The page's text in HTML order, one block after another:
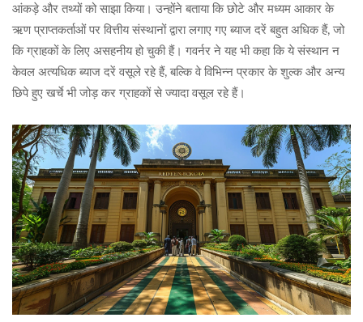
आंकड़े और तथ्यों को साझा किया। उन्होंने बताया कि छोटे और मध्यम आकार के
ऋण प्राप्तकर्ताओं पर वित्तीय संस्थानों द्वारा लगाए गए ब्याज दरें बहुत अधिक हैं, जो
कि ग्राहकों के लिए असहनीय हो चुकी हैं। गवर्नर ने यह भी कहा कि ये संस्थान न
केवल अत्यधिक ब्याज दरें वसूले रहे हैं, बल्कि वे विभिन्न प्रकार के शुल्क और अन्य
छिपे हुए खर्चे भी जोड़ कर ग्राहकों से ज्यादा वसूल रहे हैं।